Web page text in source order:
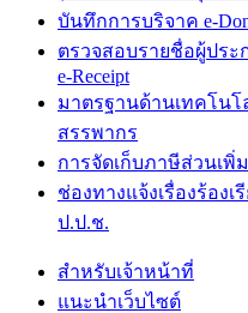
บันทึกการบริจาค e-
ตรวจสอบรายชื่อผู้ประ
e-Receipt
มาตรฐานด้านเทคโนโ
สรรพากร
การจัดเก็บภาษีส่วนเพิ่ม
ช่องทางแจ้งเรื่องร้อง
ป.ป.ช.
สำหรับเจ้าหน้าที่
แนะนำเว็บไซต์